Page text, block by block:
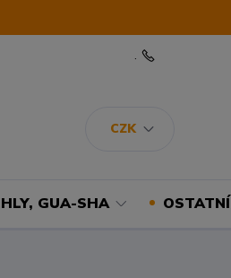
CZK
.
GUA-SHA OSTATNÍ